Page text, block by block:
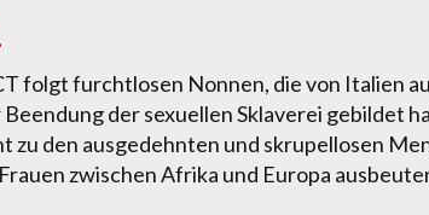
folgt furchtlosen Nonnen, die von Italien
der sexuellen Sklaverei gebildet
zu den ausgedehnten und skrupellosen
zwischen Afrika und Europa